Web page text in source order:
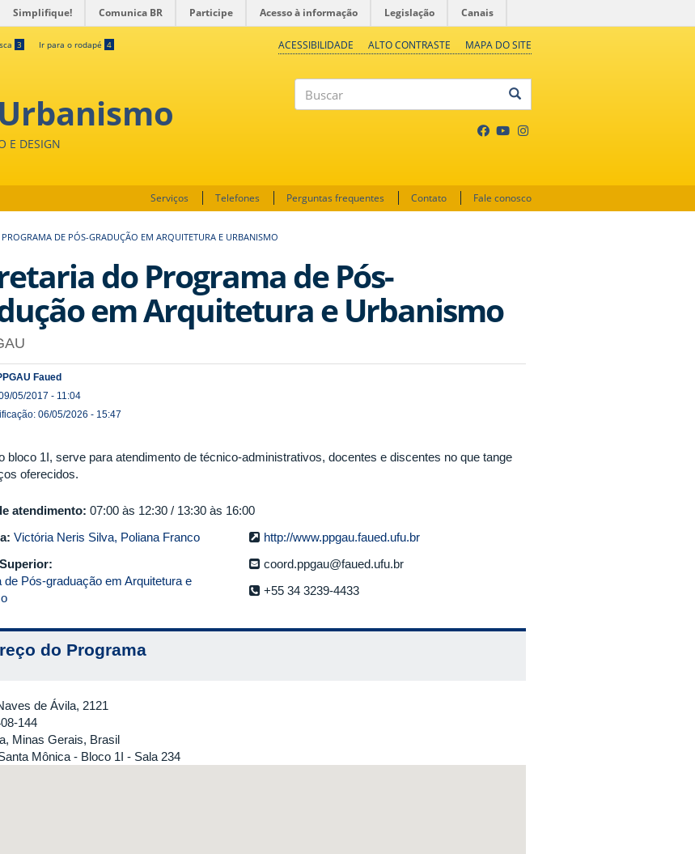
Simplifique! Comunica BR Participe Acesso à informação Legislação Canais
3 Ir para o rodapé 4 ACESSIBILIDADE ALTO CONTRASTE MAPA DO SITE
E DESIGN
Serviços Telefones Perguntas frequentes Contato Fale conosco
PROGRAMA DE PÓS-GRADUÇÃO EM ARQUITETURA E URBANISMO
do Programa de Pós-
em Arquitetura e Urbanismo
Faued
05/2017 - 11:04
06/05/2026 - 15:47
bloco 1I, serve para atendimento de técnico-administrativos, docentes e discentes no que tange
oferecidos.
atendimento: 07:00 às 12:30 / 13:30 às 16:00
Victória Neris Silva, Poliana Franco
de Pós-graduação em Arquitetura e
http://www.ppgau.faued.ufu.br
coord.ppgau@faued.ufu.br
+55 34 3239-4433
do Programa
de Ávila, 2121
144
Minas Gerais, Brasil
Mônica - Bloco 1I - Sala 234